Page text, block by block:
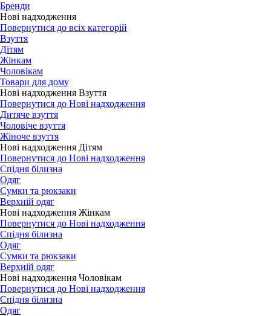
Бренди
Нові надходження
Повернутися до всіх категорій
Взуття
Дітям
Жінкам
Чоловікам
Товари для дому
Нові надходження Взуття
Повернутися до Нові надходження
Дитяче взуття
Чоловіче взуття
Жіноче взуття
Нові надходження Дітям
Повернутися до Нові надходження
Спідня білизна
Одяг
Сумки та рюкзаки
Верхній одяг
Нові надходження Жінкам
Повернутися до Нові надходження
Спідня білизна
Одяг
Сумки та рюкзаки
Верхній одяг
Нові надходження Чоловікам
Повернутися до Нові надходження
Спідня білизна
Одяг